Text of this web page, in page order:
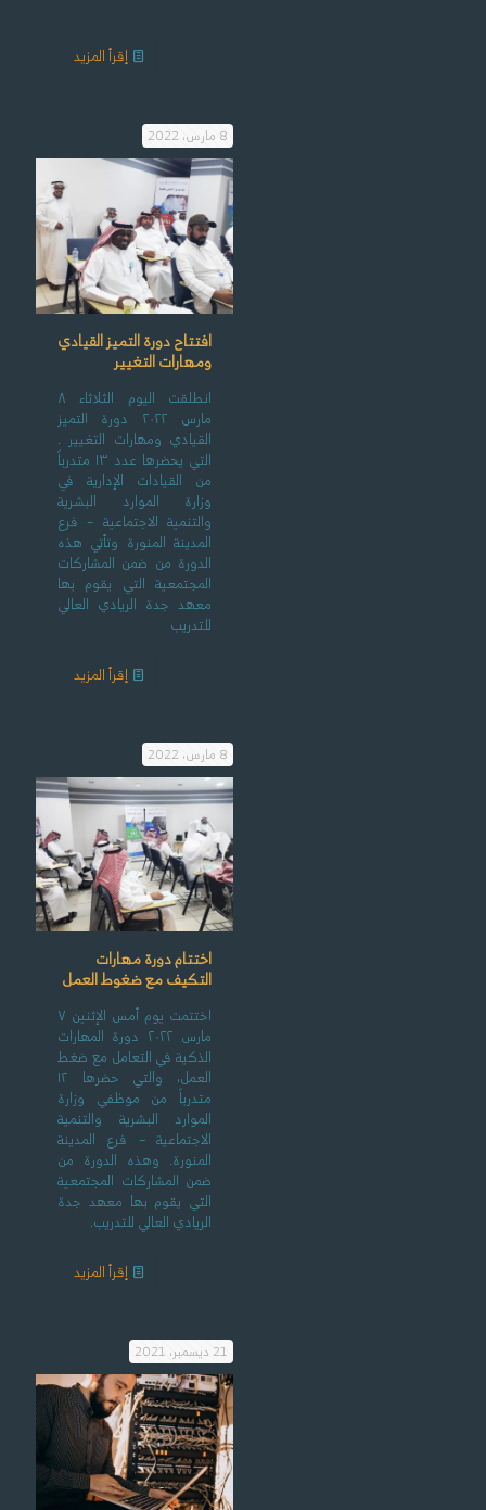
إقرأ المزيد
8 مارس، 2022
افتتاح دورة التميز القيادي
ومهارات التغيير
انطلقت اليوم الثلاثاء ٨
مارس ٢٠٢٢ دورة التميز
القيادي ومهارات التغيير .
التي يحضرها عدد ١٣ متدرباً
من القيادات الإدارية في
وزارة الموارد البشرية
والتنمية الاجتماعية – فرع
المدينة المنورة وتأتي هذه
الدورة من ضمن المشاركات
المجتمعية التي يقوم بها
معهد جدة الريادي العالي
للتدريب
إقرأ المزيد
8 مارس، 2022
اختتام دورة مهارات
التكيف مع ضغوط العمل
اختتمت يوم أمس الإثنين ٧
مارس ٢٠٢٢ دورة المهارات
الذكية في التعامل مع ضغط
العمل، والتي حضرها ١٢
متدرباً من موظفي وزارة
الموارد البشرية والتنمية
الاجتماعية – فرع المدينة
المنورة. وهذه الدورة من
ضمن المشاركات المجتمعية
التي يقوم بها معهد جدة
الريادي العالي للتدريب.
إقرأ المزيد
21 ديسمبر، 2021